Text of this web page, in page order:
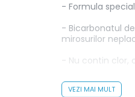
Combaterea Insectelor
Daunatoare
Diverse produse de uz casnic
- Formula
- Bicarbonatul
mirosurilor
- Nu contin clor,
- Datorita
VEZI MAI MULT